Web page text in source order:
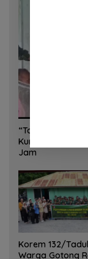
“Torang Sehat
Kurima
Jam
Korem 132/
Warga Gotong